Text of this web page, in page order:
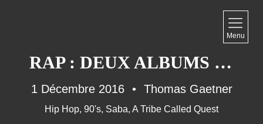
Menu
RAP : DEUX ALBUMS ESSENTIELS
1 Décembre 2016 Thomas Gaetner
Hip Hop, 90's, Saba, A Tribe Called Quest
Contact